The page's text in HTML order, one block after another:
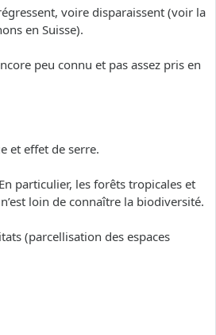
voire disparaissent (voir la
en Suisse).
peu connu et pas assez pris en
et effet de serre.
particulier, les forêts tropicales et
loin de connaître la biodiversité.
(parcellisation des espaces